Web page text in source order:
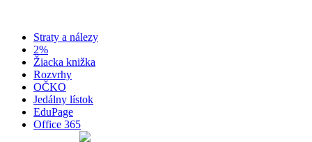
Straty a nálezy
2%
Žiacka knižka
Rozvrhy
OČKO
Jedálny lístok
EduPage
Office 365